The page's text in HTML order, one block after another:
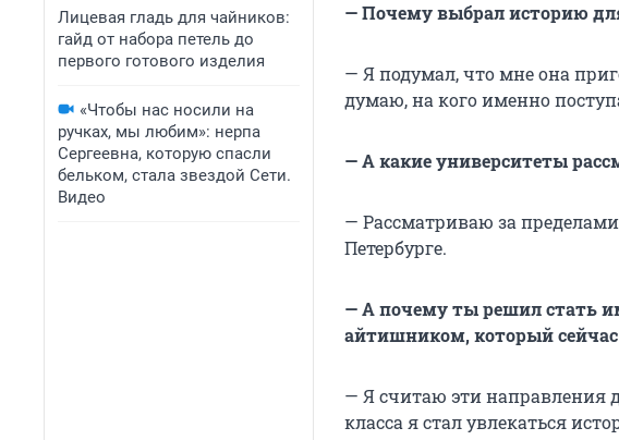
Лицевая гладь для чайников:
гайд от набора петель до
первого готового изделия
«Чтобы нас носили на
ручках, мы любим»: нерпа
Сергеевна, которую спасли
бельком, стала звездой Сети.
Видео
— Почему выбрал историю
— Я подумал, что мне она
думаю, на кого именно
— А какие университеты
— Рассматриваю за
Петербурге.
— А почему ты решил стать
айтишником, который
— Я считаю эти направления
класса я стал увлекаться